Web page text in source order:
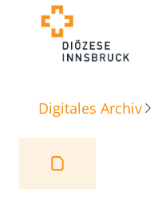
Digitales Archiv